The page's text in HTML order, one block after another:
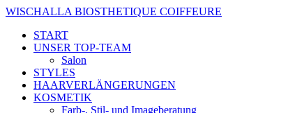
WISCHALLA BIOSTHETIQUE COIFFEURE
START
UNSER TOP-TEAM
Salon
STYLES
HAARVERLÄNGERUNGEN
KOSMETIK
Farb-, Stil- und Imageberatung